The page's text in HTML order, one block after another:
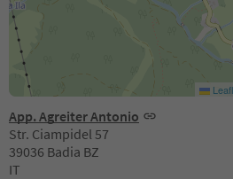
App. Agreiter Antonio
Str. Ciampidel 57
39036 Badia BZ
IT